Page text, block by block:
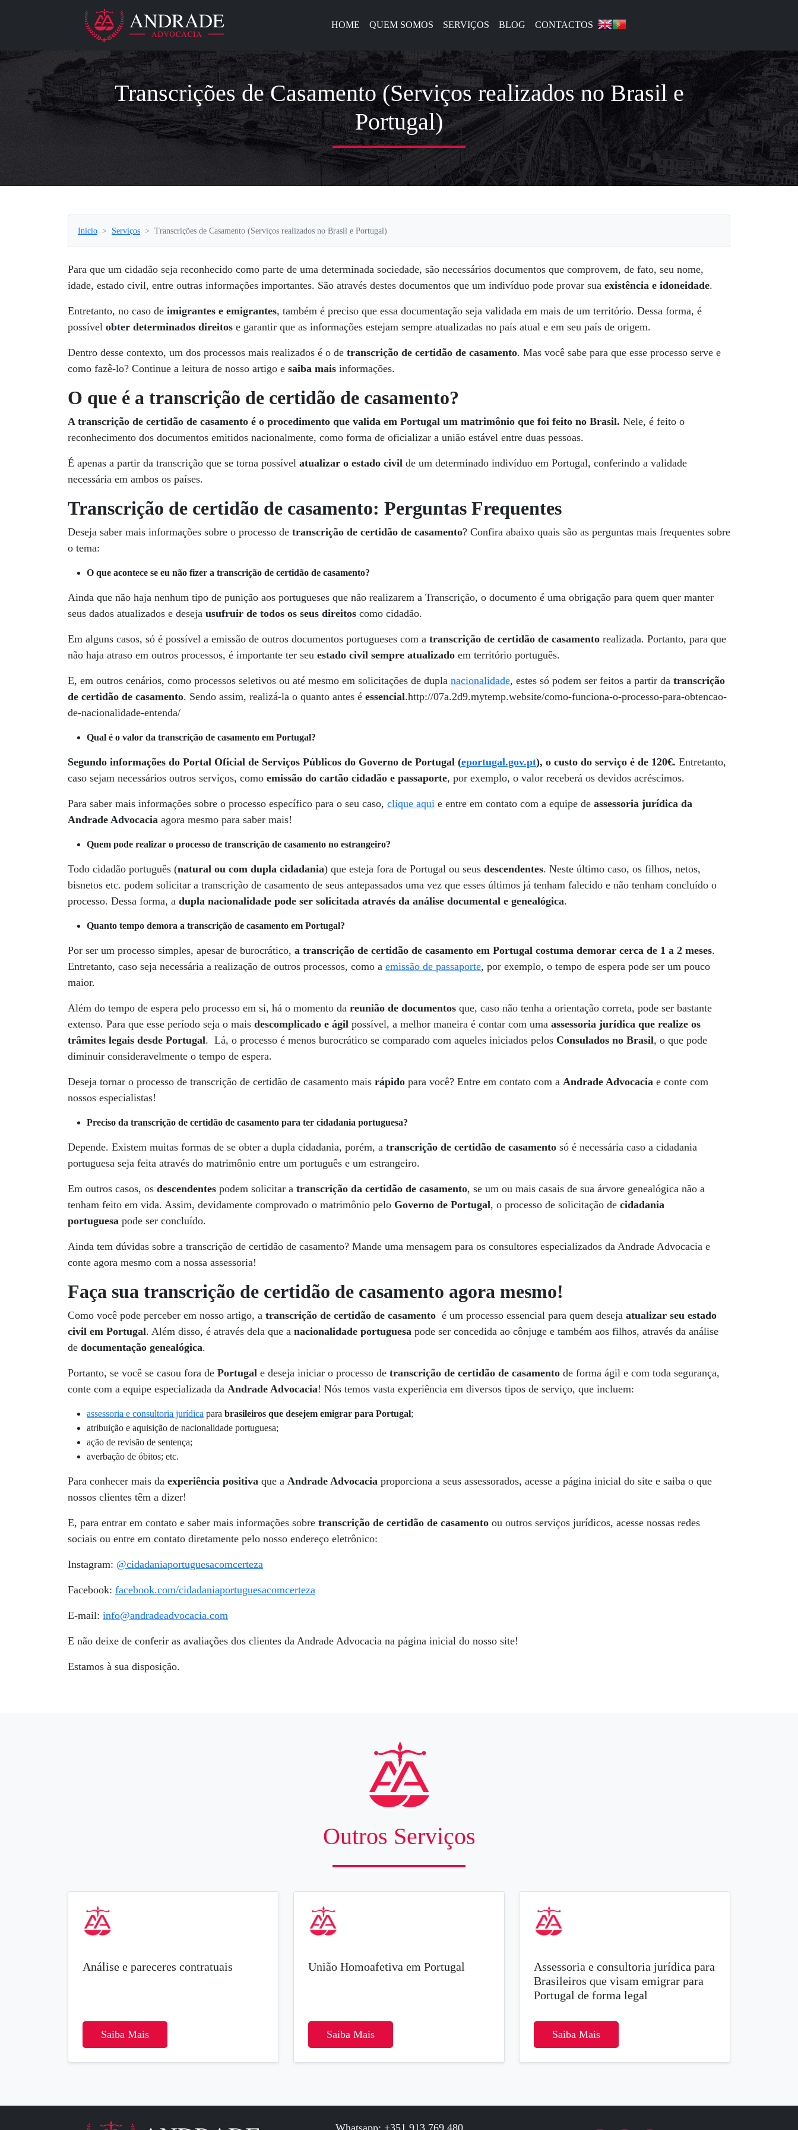
HOME QUEM SOMOS SERVIÇOS BLOG CONTACTOS
Transcrições de Casamento (Serviços realizados no Brasil e
Portugal)
Inicio Serviços Transcrições de Casamento (Serviços realizados no Brasil e Portugal)
Para que um cidadão seja reconhecido como parte de uma determinada sociedade, são necessários documentos que comprovem, de fato, seu nome,
idade, estado civil, entre outras informações importantes. São através destes documentos que um indivíduo pode provar sua existência e idoneidade.
Entretanto, no caso de imigrantes e emigrantes, também é preciso que essa documentação seja validada em mais de um território. Dessa forma, é
possível obter determinados direitos e garantir que as informações estejam sempre atualizadas no país atual e em seu país de origem.
Dentro desse contexto, um dos processos mais realizados é o de transcrição de certidão de casamento. Mas você sabe para que esse processo serve e
como fazê-lo? Continue a leitura de nosso artigo e saiba mais informações.
O que é a transcrição de certidão de casamento?
A transcrição de certidão de casamento é o procedimento que valida em Portugal um matrimônio que foi feito no Brasil. Nele, é feito o
reconhecimento dos documentos emitidos nacionalmente, como forma de oficializar a união estável entre duas pessoas.
É apenas a partir da transcrição que se torna possível atualizar o estado civil de um determinado indivíduo em Portugal, conferindo a validade
necessária em ambos os países.
Transcrição de certidão de casamento: Perguntas Frequentes
Deseja saber mais informações sobre o processo de transcrição de certidão de casamento? Confira abaixo quais são as perguntas mais frequentes sobre
o tema:
O que acontece se eu não fizer a transcrição de certidão de casamento?
Ainda que não haja nenhum tipo de punição aos portugueses que não realizarem a Transcrição, o documento é uma obrigação para quem quer manter
seus dados atualizados e deseja usufruir de todos os seus direitos como cidadão.
Em alguns casos, só é possível a emissão de outros documentos portugueses com a transcrição de certidão de casamento realizada. Portanto, para que
não haja atraso em outros processos, é importante ter seu estado civil sempre atualizado em território português.
E, em outros cenários, como processos seletivos ou até mesmo em solicitações de dupla nacionalidade, estes só podem ser feitos a partir da transcrição
de certidão de casamento. Sendo assim, realizá-la o quanto antes é essencial.http://07a.2d9.mytemp.website/como-funciona-o-processo-para-obtencao-
de-nacionalidade-entenda/
Qual é o valor da transcrição de casamento em Portugal?
Segundo informações do Portal Oficial de Serviços Públicos do Governo de Portugal (eportugal.gov.pt), o custo do serviço é de 120€. Entretanto,
caso sejam necessários outros serviços, como emissão do cartão cidadão e passaporte, por exemplo, o valor receberá os devidos acréscimos.
Para saber mais informações sobre o processo específico para o seu caso, clique aqui e entre em contato com a equipe de assessoria jurídica da
Andrade Advocacia agora mesmo para saber mais!
Quem pode realizar o processo de transcrição de casamento no estrangeiro?
Todo cidadão português (natural ou com dupla cidadania) que esteja fora de Portugal ou seus descendentes. Neste último caso, os filhos, netos,
bisnetos etc. podem solicitar a transcrição de casamento de seus antepassados uma vez que esses últimos já tenham falecido e não tenham concluído o
processo. Dessa forma, a dupla nacionalidade pode ser solicitada através da análise documental e genealógica.
Quanto tempo demora a transcrição de casamento em Portugal?
Por ser um processo simples, apesar de burocrático, a transcrição de certidão de casamento em Portugal costuma demorar cerca de 1 a 2 meses.
Entretanto, caso seja necessária a realização de outros processos, como a emissão de passaporte, por exemplo, o tempo de espera pode ser um pouco
maior.
Além do tempo de espera pelo processo em si, há o momento da reunião de documentos que, caso não tenha a orientação correta, pode ser bastante
extenso. Para que esse período seja o mais descomplicado e ágil possível, a melhor maneira é contar com uma assessoria jurídica que realize os
trâmites legais desde Portugal. Lá, o processo é menos burocrático se comparado com aqueles iniciados pelos Consulados no Brasil, o que pode
diminuir consideravelmente o tempo de espera.
Deseja tornar o processo de transcrição de certidão de casamento mais rápido para você? Entre em contato com a Andrade Advocacia e conte com
nossos especialistas!
Preciso da transcrição de certidão de casamento para ter cidadania portuguesa?
Depende. Existem muitas formas de se obter a dupla cidadania, porém, a transcrição de certidão de casamento só é necessária caso a cidadania
portuguesa seja feita através do matrimônio entre um português e um estrangeiro.
Em outros casos, os descendentes podem solicitar a transcrição da certidão de casamento, se um ou mais casais de sua árvore genealógica não a
tenham feito em vida. Assim, devidamente comprovado o matrimônio pelo Governo de Portugal, o processo de solicitação de cidadania
portuguesa pode ser concluído.
Ainda tem dúvidas sobre a transcrição de certidão de casamento? Mande uma mensagem para os consultores especializados da Andrade Advocacia e
conte agora mesmo com a nossa assessoria!
Faça sua transcrição de certidão de casamento agora mesmo!
Como você pode perceber em nosso artigo, a transcrição de certidão de casamento é um processo essencial para quem deseja atualizar seu estado
civil em Portugal. Além disso, é através dela que a nacionalidade portuguesa pode ser concedida ao cônjuge e também aos filhos, através da análise
de documentação genealógica.
Portanto, se você se casou fora de Portugal e deseja iniciar o processo de transcrição de certidão de casamento de forma ágil e com toda segurança,
conte com a equipe especializada da Andrade Advocacia! Nós temos vasta experiência em diversos tipos de serviço, que incluem:
assessoria e consultoria jurídica para brasileiros que desejem emigrar para Portugal;
atribuição e aquisição de nacionalidade portuguesa;
ação de revisão de sentença;
averbação de óbitos; etc.
Para conhecer mais da experiência positiva que a Andrade Advocacia proporciona a seus assessorados, acesse a página inicial do site e saiba o que
nossos clientes têm a dizer!
E, para entrar em contato e saber mais informações sobre transcrição de certidão de casamento ou outros serviços jurídicos, acesse nossas redes
sociais ou entre em contato diretamente pelo nosso endereço eletrônico:
Instagram: @cidadaniaportuguesacomcerteza
Facebook: facebook.com/cidadaniaportuguesacomcerteza
E-mail: info@andradeadvocacia.com
E não deixe de conferir as avaliações dos clientes da Andrade Advocacia na página inicial do nosso site!
Estamos à sua disposição.
Outros Serviços
Análise e pareceres contratuais
Saiba Mais
União Homoafetiva em Portugal
Saiba Mais
Assessoria e consultoria jurídica para
Brasileiros que visam emigrar para
Portugal de forma legal
Saiba Mais
Whatsapp: +351 913 769 480